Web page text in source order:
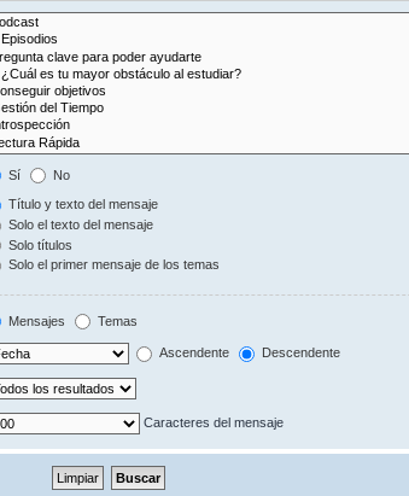
Sí No
Título y texto del mensaje
Solo el texto del mensaje
Solo títulos
Solo el primer mensaje de los temas
Mensajes Temas
Ascendente Descendente
Caracteres del mensaje